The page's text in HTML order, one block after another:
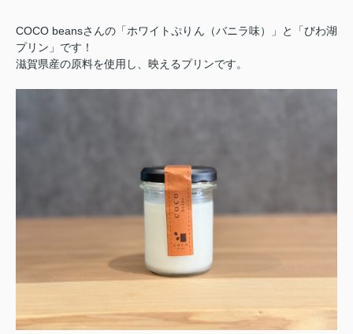
COCO beansさんの「ホワイトぷりん（バニラ味）」と「びわ湖
プリン」です！
滋賀県産の原料を使用し、映えるプリンです。